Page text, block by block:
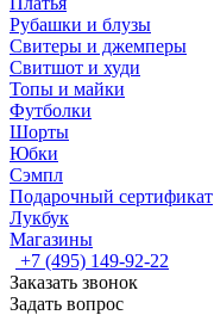
Рубашки и блузы
Свитеры и джемперы
Свитшот и худи
Топы и майки
Футболки
Шорты
Юбки
Сэмпл
Подарочный сертификат
Лукбук
Магазины
+7 (495) 149-92-22
Заказать звонок
Задать вопрос